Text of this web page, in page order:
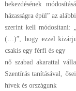
bekezdésének
házasságra épül” az
szerint kell módosítani:
(…)”, hogy ezzel
csakis egy férfi és egy
nő szabad akarattal
Szentírás tanításával,
hívek és országunk